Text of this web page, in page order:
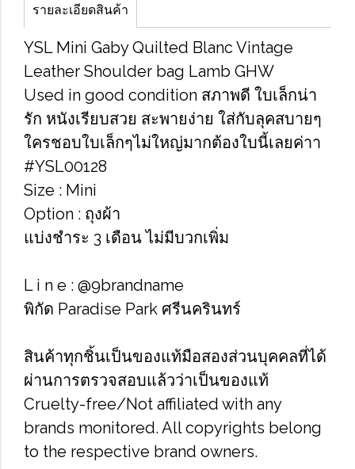
รายละเอียดสินค้า
YSL Mini Gaby Quilted Blanc Vintage
Leather Shoulder bag Lamb GHW
Used in good condition สภาพดี ใบเล็กน่า
รัก หนังเรียบสวย สะพายง่าย ใส่กับลุคสบายๆ
ใครชอบใบเล็กๆไม่ใหญ่มากต้องใบนี้เลยค่าา
#YSL00128
Size : Mini
Option : ถุงผ้า
แบ่งชำระ 3 เดือน ไม่มีบวกเพิ่ม
L i n e : @9brandname
พิกัด Paradise Park ศรีนครินทร์
สินค้าทุกชิ้นเป็นของแท้มือสองส่วนบุคคลที่ได้
ผ่านการตรวจสอบแล้วว่าเป็นของแท้
Cruelty-free/Not affiliated with any
brands monitored. All copyrights belong
to the respective brand owners.